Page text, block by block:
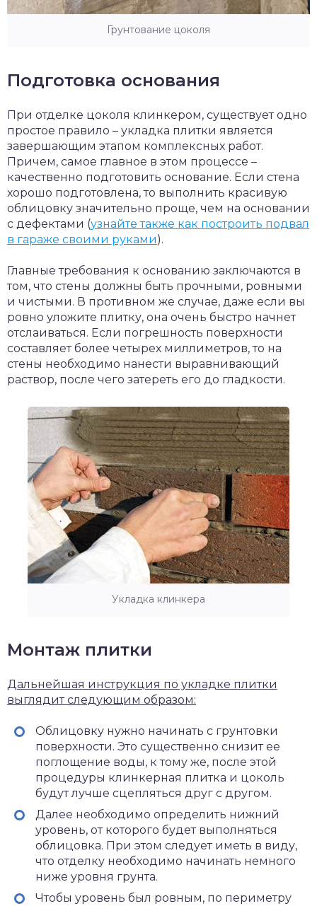
Грунтование цоколя
Подготовка основания
При отделке цоколя клинкером, существует одно
простое правило – укладка плитки является
завершающим этапом комплексных работ.
Причем, самое главное в этом процессе –
качественно подготовить основание. Если стена
хорошо подготовлена, то выполнить красивую
облицовку значительно проще, чем на основании
с дефектами (узнайте также как построить подвал
в гараже своими руками).
Главные требования к основанию заключаются в
том, что стены должны быть прочными, ровными
и чистыми. В противном же случае, даже если вы
ровно уложите плитку, она очень быстро начнет
отслаиваться. Если погрешность поверхности
составляет более четырех миллиметров, то на
стены необходимо нанести выравнивающий
раствор, после чего затереть его до гладкости.
Укладка клинкера
Монтаж плитки
Дальнейшая инструкция по укладке плитки
выглядит следующим образом:
Облицовку нужно начинать с грунтовки
поверхности. Это существенно снизит ее
поглощение воды, к тому же, после этой
процедуры клинкерная плитка и цоколь
будут лучше сцепляться друг с другом.
Далее необходимо определить нижний
уровень, от которого будет выполняться
облицовка. При этом следует иметь в виду,
что отделку необходимо начинать немного
ниже уровня грунта.
Чтобы уровень был ровным, по периметру